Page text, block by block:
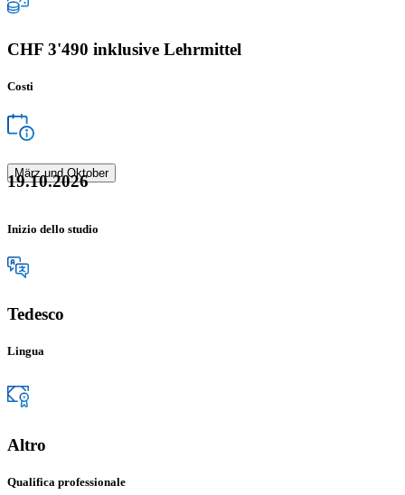
CHF 3'490 inklusive Lehrmittel
Costi
März und Oktober
19.10.2026
Inizio dello studio
Tedesco
Lingua
Altro
Qualifica professionale